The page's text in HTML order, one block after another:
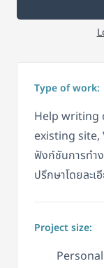
Type of work:
Help writing
existing site,
ฟังก์ชันการทำง
ปรึกษาโดยละ
Project size:
Personal